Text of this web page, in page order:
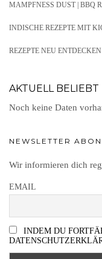
MAMPFNESS DUST | BBQ
INDISCHE REZEPTE MIT
REZEPTE NEU
AKTUELL BELIEBT
Noch keine Daten
NEWSLETTER
Wir informieren dich
EMAIL
INDEM DU